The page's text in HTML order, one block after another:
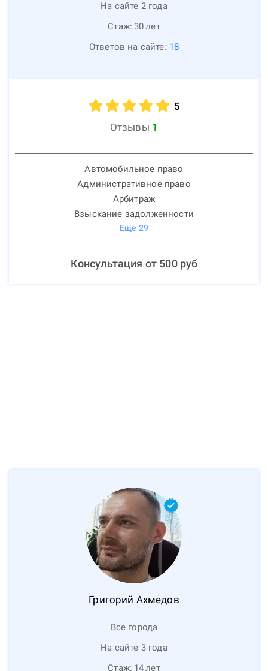
На сайте 2 года
Стаж: 30лет
Ответов на сайте: 18
5
Отзывы 1
Автомобильное право
Административное право
Арбитраж
Взыскание задолженности
Ещё 29
Консультация от 500руб
Григорий Ахмедов
Все города
На сайте 3 года
Стаж: 14лет